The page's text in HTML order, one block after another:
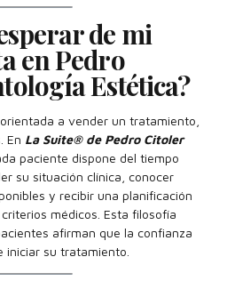
de mi
en Pedro
Estética?
a vender un tratamiento,
En La Suite® de Pedro Citoler
paciente dispone del tiempo
su situación clínica, conocer
y recibir una planificación
médicos. Esta filosofía
afirman que la confianza
iniciar su tratamiento.